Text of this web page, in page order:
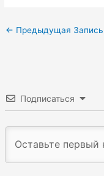
← Предыдущая Запись
Подписаться